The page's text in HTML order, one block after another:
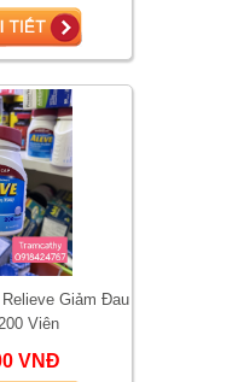
Giảm Đau
Viên
VNĐ